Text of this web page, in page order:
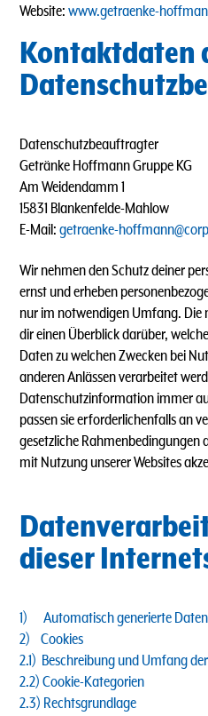
Website: www.getraenke-
Kontaktdaten
Datenschutzbeauftragter
Getränke Hoffmann Gruppe KG
Am Weidendamm 1
15831 Blankenfelde-Mahlow
E-Mail: getraenke-
Wir nehmen den Schutz deiner
ernst und erheben
nur im notwendigen Umfang.
dir einen Überblick darüber,
Daten zu welchen Zwecken bei
anderen Anlässen verarbeitet
Datenschutzinformation immer
passen sie erforderlichenfalls an
gesetzliche Rahmenbedingungen
mit Nutzung unserer Websites
dieser
1) Automatisch generierte Daten
2) Cookies
2.1) Beschreibung und Umfang
2.2) Cookie-Kategorien
2.3) Rechtsgrundlage